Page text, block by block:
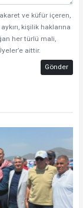
ve küfür içeren,
kişilik haklarına
her türlü mali,
aittir.
Gönder